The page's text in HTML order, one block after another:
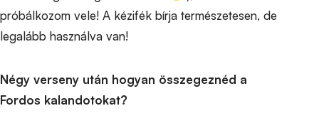
próbálkozom vele! A kézifék bírja természetesen, de
legalább használva van!
Négy verseny után hogyan összegeznéd a
Fordos kalandotokat?